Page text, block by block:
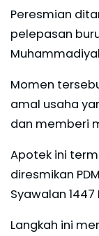
Peresmian
pelepasan
Momen
amal usaha
dan memberi
Apotek ini
diresmikan
Syawalan 1447
Langkah ini